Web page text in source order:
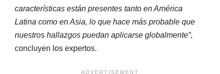
características están presentes tanto en América
Latina como en Asia, lo que hace más probable que
nuestros hallazgos puedan aplicarse globalmente”,
concluyen los expertos.